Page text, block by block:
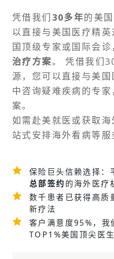
凭借我们 30多年的美
以直接与美国医疗精
国顶级专家或国际会诊
治疗方案。 凭借我们
源，您可以直接与美
中咨询疑难疾病的专
案。
如需 赴美就医或获取
站式安排海外看病等服
保险巨头信赖选择：
总部签约的海外医疗
数千患者已获得高质
新疗法
客户满意度95%，我
TOP1%美国顶尖医生